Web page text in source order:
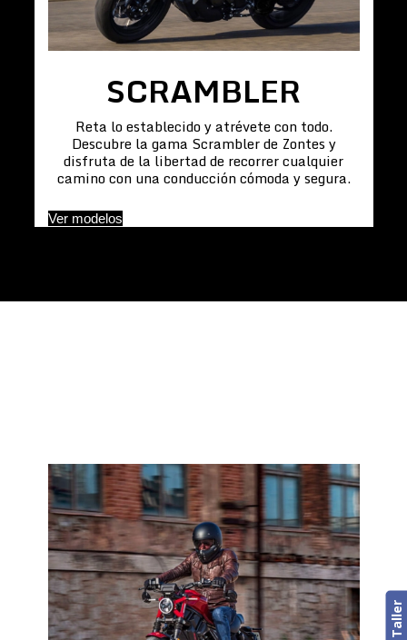
SCRAMBLER
Reta lo establecido y atrévete con todo.
Descubre la gama Scrambler de Zontes y
disfruta de la libertad de recorrer cualquier
camino con una conducción cómoda y segura.
Ver modelos